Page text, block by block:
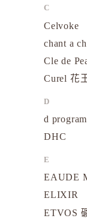
C
Celvoke
chant a
Cle de
Curel 花
D
d
DHC
E
EAUDE
ELIXIR
ETVOS